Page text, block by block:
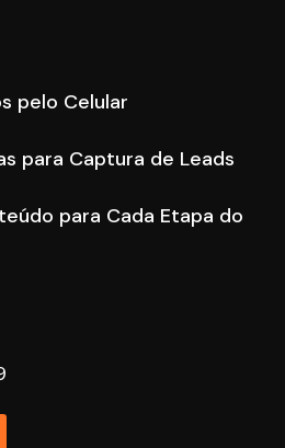
pelo Celular
para Captura de Leads
para Cada Etapa do